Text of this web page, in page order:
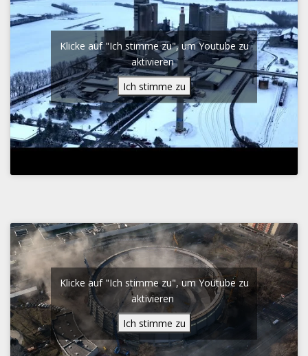
Klicke auf "Ich stimme zu", um Youtube zu
aktivieren
Ich stimme zu
Klicke auf "Ich stimme zu", um Youtube zu
aktivieren
Ich stimme zu